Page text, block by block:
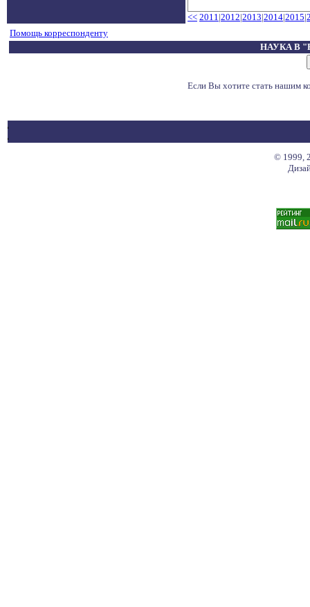
<< 2011|2012|2013|2014|2015|
Помощь корреспонденту
НАУКА В
Если Вы хотите стать нашим
© 1999,